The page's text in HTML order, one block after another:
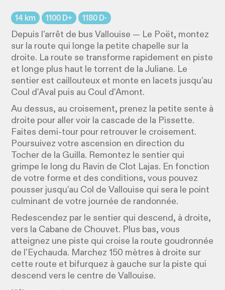
14 km 1100 D+ 1180 D-
Depuis l'arrêt de bus Vallouise — Le Poët, montez
sur la route qui longe la petite chapelle sur la
droite. La route se transforme rapidement en piste
et longe plus haut le torrent de la Juliane. Le
sentier est caillouteux et monte en lacets jusqu'au
Coul d'Aval puis au Coul d'Amont.
Au dessus, au croisement, prenez la petite sente à
droite pour aller voir la cascade de la Pissette.
Faites demi-tour pour retrouver le croisement.
Poursuivez votre ascension en direction du
Tocher de la Guilla. Remontez le sentier qui
grimpe le long du Ravin de Clot Lajas. En fonction
de votre forme et des conditions, vous pouvez
pousser jusqu'au Col de Vallouise qui sera le point
culminant de votre journée de randonnée.
Redescendez par le sentier qui descend, à droite,
vers la Cabane de Chouvet. Plus bas, vous
atteignez une piste qui croise la route goudronnée
de l'Eychauda. Marchez 150 mètres à droite sur
cette route et bifurquez à gauche sur la piste qui
descend vers le centre de Vallouise.